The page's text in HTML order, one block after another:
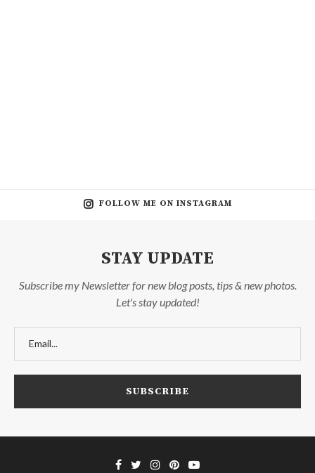
FOLLOW ME ON INSTAGRAM
STAY UPDATE
Subscribe my Newsletter for new blog posts, tips & new photos.
Let's stay updated!